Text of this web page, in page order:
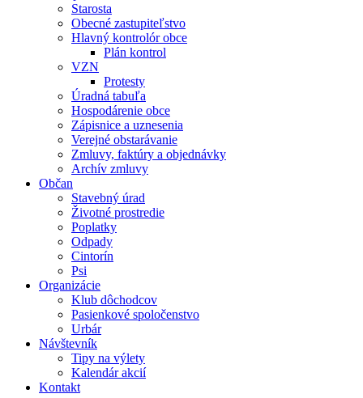
Starosta
Obecné zastupiteľstvo
Hlavný kontrolór obce
Plán kontrol
VZN
Protesty
Úradná tabuľa
Hospodárenie obce
Zápisnice a uznesenia
Verejné obstarávanie
Zmluvy, faktúry a objednávky
Archív zmluvy
Občan
Stavebný úrad
Životné prostredie
Poplatky
Odpady
Cintorín
Psi
Organizácie
Klub dôchodcov
Pasienkové spoločenstvo
Urbár
Návštevník
Tipy na výlety
Kalendár akcií
Kontakt